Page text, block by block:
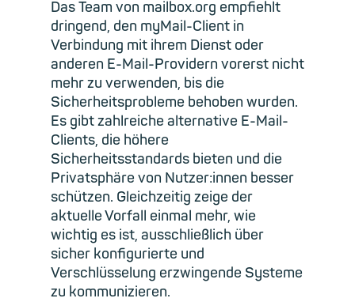
Das Team von mailbox.org empfiehlt
dringend, den myMail-Client in
Verbindung mit ihrem Dienst oder
anderen E-Mail-Providern vorerst nicht
mehr zu verwenden, bis die
Sicherheitsprobleme behoben wurden.
Es gibt zahlreiche alternative E-Mail-
Clients, die höhere
Sicherheitsstandards bieten und die
Privatsphäre von Nutzer:innen besser
schützen. Gleichzeitig zeige der
aktuelle Vorfall einmal mehr, wie
wichtig es ist, ausschließlich über
sicher konfigurierte und
Verschlüsselung erzwingende Systeme
zu kommunizieren.